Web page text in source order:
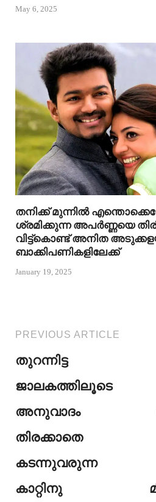
May 6, 2025
തനിക്ക് മുന്നിൽ
ശ്രമിക്കുന്ന അപർണ്ണയെ
വിട്ട്കൊണ്ട് അനിത
ബാക്കിപണികളിലേക്ക്
January 19, 2025
PREVIOUS ARTICLE
തുറന്നിട്ട
ജാലകത്തിലൂടെ
അനുവാദം
തിരക്കാതെ
കടന്നുവരുന്ന
കാറ്റിനു